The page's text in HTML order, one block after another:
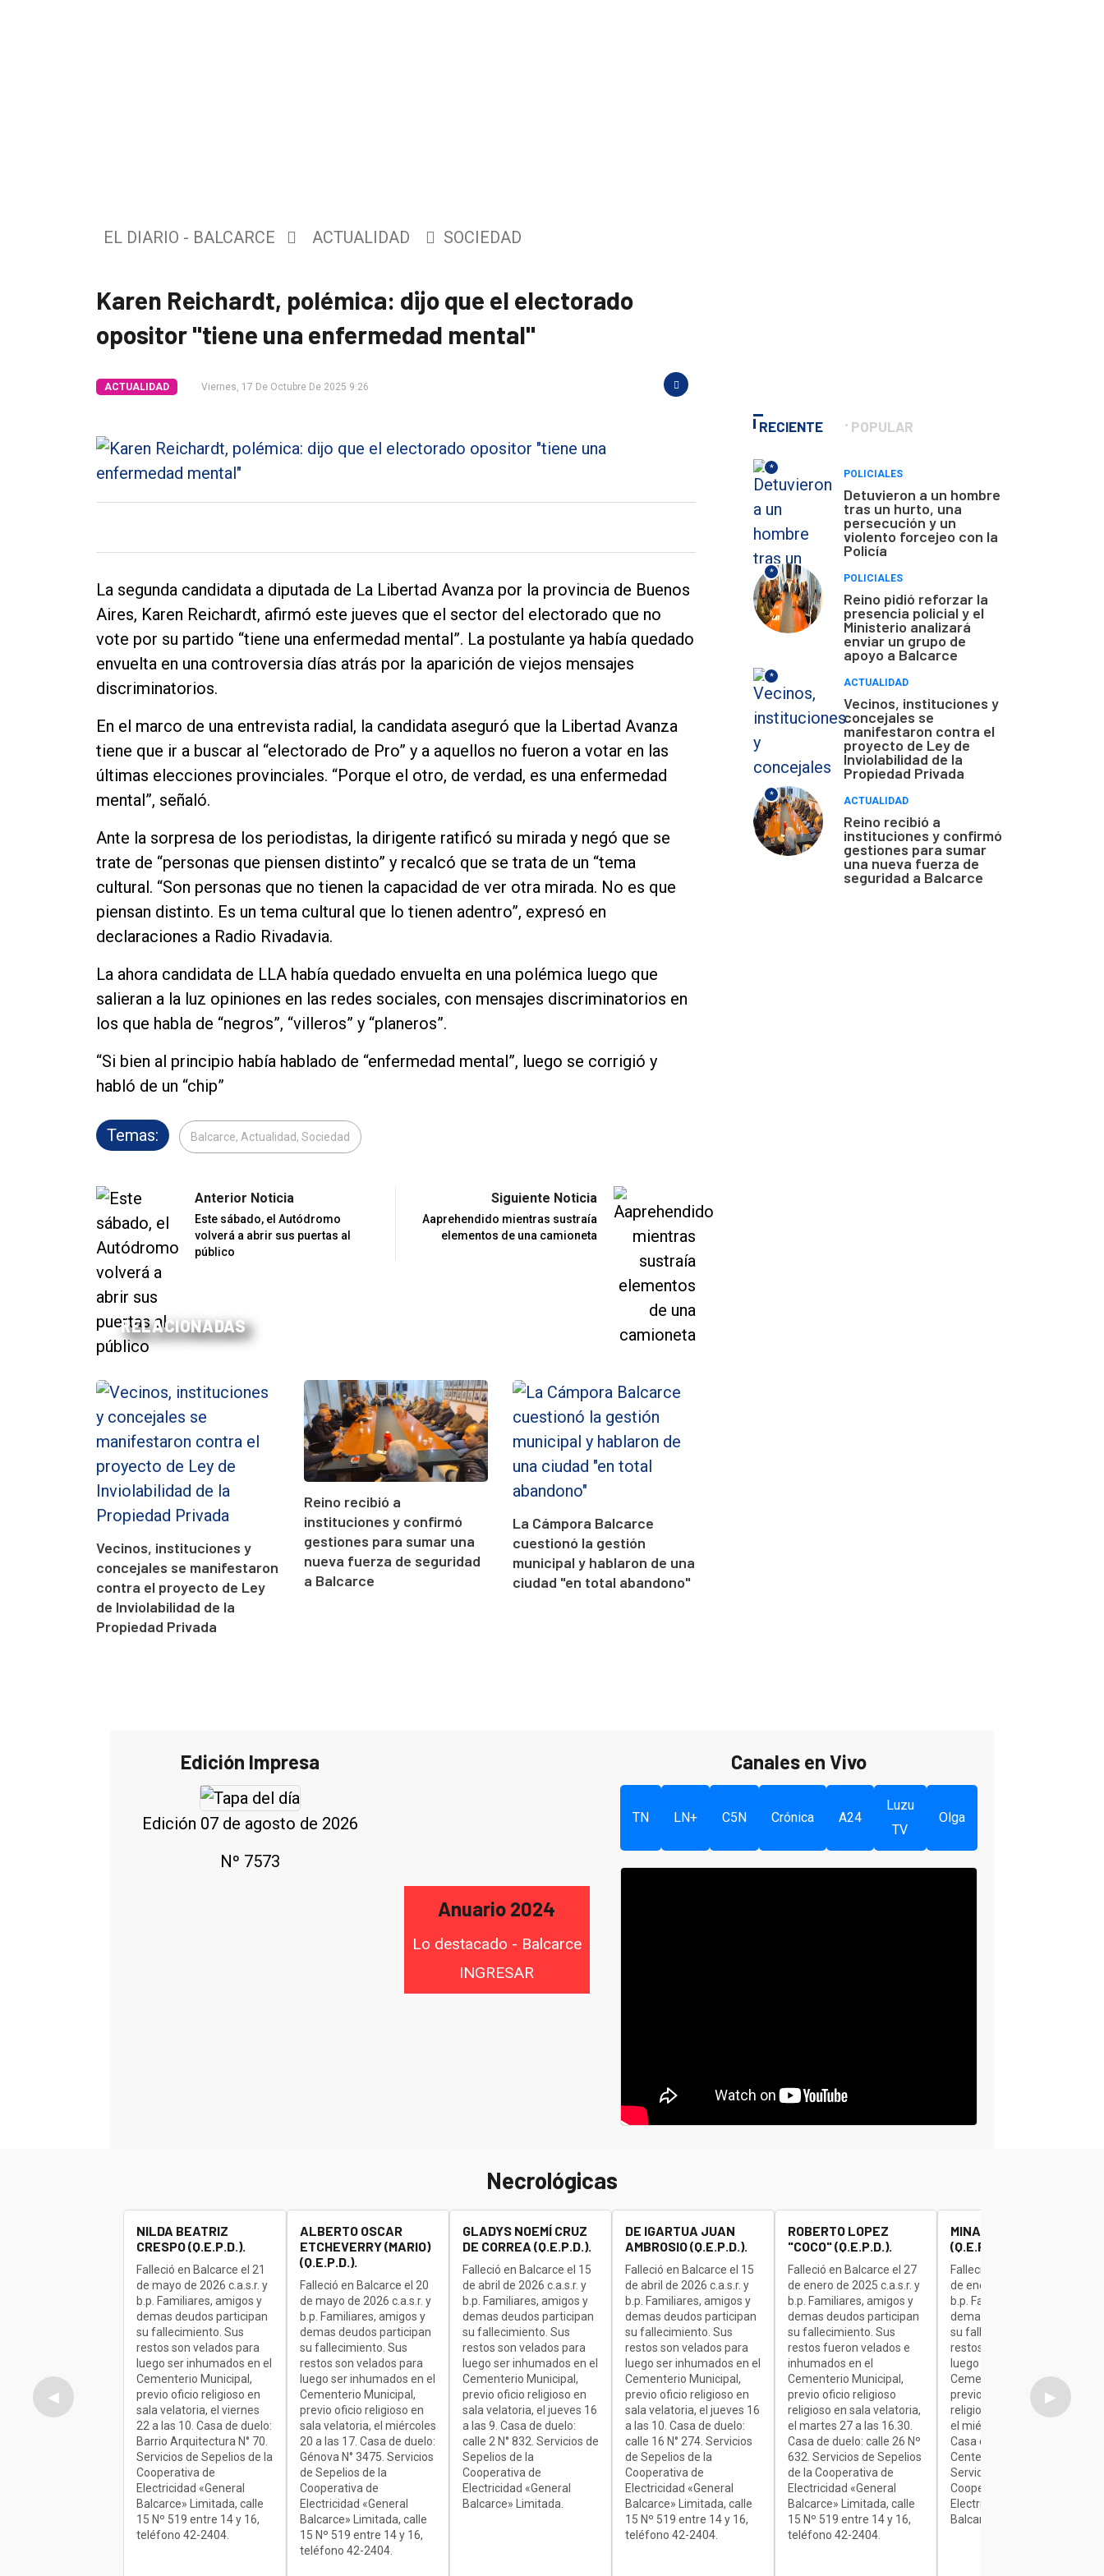
Tendencia
Deportes
Fúnebres
Nosotros
Contacto
EL DIARIO - BALCARCE ACTUALIDAD SOCIEDAD
Karen Reichardt, polémica: dijo que el electorado
opositor "tiene una enfermedad mental"
ACTUALIDAD Viernes, 17 De Octubre De 2025 9:26
La segunda candidata a diputada de La Libertad Avanza por la provincia de Buenos
Aires, Karen Reichardt, afirmó este jueves que el sector del electorado que no
vote por su partido “tiene una enfermedad mental”. La postulante ya había quedado
envuelta en una controversia días atrás por la aparición de viejos mensajes
discriminatorios.
En el marco de una entrevista radial, la candidata aseguró que la Libertad Avanza
tiene que ir a buscar al “electorado de Pro” y a aquellos no fueron a votar en las
últimas elecciones provinciales. “Porque el otro, de verdad, es una enfermedad
mental”, señaló.
Ante la sorpresa de los periodistas, la dirigente ratificó su mirada y negó que se
trate de “personas que piensen distinto” y recalcó que se trata de un “tema
cultural. “Son personas que no tienen la capacidad de ver otra mirada. No es que
piensan distinto. Es un tema cultural que lo tienen adentro”, expresó en
declaraciones a Radio Rivadavia.
La ahora candidata de LLA había quedado envuelta en una polémica luego que
salieran a la luz opiniones en las redes sociales, con mensajes discriminatorios en
los que habla de “negros”, “villeros” y “planeros”.
“Si bien al principio había hablado de “enfermedad mental”, luego se corrigió y
habló de un “chip”
Temas: Balcarce, Actualidad, Sociedad
Anterior Noticia
Este sábado, el Autódromo
volverá a abrir sus puertas al
público
Siguiente Noticia
Aaprehendido mientras sustraía
elementos de una camioneta
RELACIONADAS
Vecinos, instituciones y
concejales se manifestaron
contra el proyecto de Ley
de Inviolabilidad de la
Propiedad Privada
Reino recibió a
instituciones y confirmó
gestiones para sumar una
nueva fuerza de seguridad
a Balcarce
La Cámpora Balcarce
cuestionó la gestión
municipal y hablaron de una
ciudad "en total abandono"
RECIENTE POPULAR
*
POLICIALES
Detuvieron a un hombre
tras un hurto, una
persecución y un
violento forcejeo con la
Policía
*
POLICIALES
Reino pidió reforzar la
presencia policial y el
Ministerio analizará
enviar un grupo de
apoyo a Balcarce
*
ACTUALIDAD
Vecinos, instituciones y
concejales se
manifestaron contra el
proyecto de Ley de
Inviolabilidad de la
Propiedad Privada
*
ACTUALIDAD
Reino recibió a
instituciones y confirmó
gestiones para sumar
una nueva fuerza de
seguridad a Balcarce
Edición Impresa
Edición 07 de agosto de 2026
Nº 7573
Anuario 2024
Lo destacado - Balcarce
INGRESAR
Canales en Vivo
TN LN+ C5N Crónica A24
Luzu
TV
Olga
Necrológicas
◀
NILDA BEATRIZ
CRESPO (Q.E.P.D.).
Falleció en Balcarce el 21
de mayo de 2026 c.a.s.r. y
b.p. Familiares, amigos y
demas deudos participan
su fallecimiento. Sus
restos son velados para
luego ser inhumados en el
Cementerio Municipal,
previo oficio religioso en
sala velatoria, el viernes
22 a las 10. Casa de duelo:
Barrio Arquitectura N° 70.
Servicios de Sepelios de la
Cooperativa de
Electricidad «General
Balcarce» Limitada, calle
15 Nº 519 entre 14 y 16,
teléfono 42-2404.
ALBERTO OSCAR
ETCHEVERRY (MARIO)
(Q.E.P.D.).
Falleció en Balcarce el 20
de mayo de 2026 c.a.s.r. y
b.p. Familiares, amigos y
demas deudos participan
su fallecimiento. Sus
restos son velados para
luego ser inhumados en el
Cementerio Municipal,
previo oficio religioso en
sala velatoria, el miércoles
20 a las 17. Casa de duelo:
Génova N° 3475. Servicios
de Sepelios de la
Cooperativa de
Electricidad «General
Balcarce» Limitada, calle
15 Nº 519 entre 14 y 16,
teléfono 42-2404.
GLADYS NOEMÍ CRUZ
DE CORREA (Q.E.P.D.).
Falleció en Balcarce el 15
de abril de 2026 c.a.s.r. y
b.p. Familiares, amigos y
demas deudos participan
su fallecimiento. Sus
restos son velados para
luego ser inhumados en el
Cementerio Municipal,
previo oficio religioso en
sala velatoria, el jueves 16
a las 9. Casa de duelo:
calle 2 N° 832. Servicios de
Sepelios de la
Cooperativa de
Electricidad «General
Balcarce» Limitada.
DE IGARTUA JUAN
AMBROSIO (Q.E.P.D.).
Falleció en Balcarce el 15
de abril de 2026 c.a.s.r. y
b.p. Familiares, amigos y
demas deudos participan
su fallecimiento. Sus
restos son velados para
luego ser inhumados en el
Cementerio Municipal,
previo oficio religioso en
sala velatoria, el jueves 16
a las 10. Casa de duelo:
calle 16 N° 274. Servicios
de Sepelios de la
Cooperativa de
Electricidad «General
Balcarce» Limitada, calle
15 Nº 519 entre 14 y 16,
teléfono 42-2404.
ROBERTO LOPEZ
"COCO" (Q.E.P.D.).
Falleció en Balcarce el 27
de enero de 2025 c.a.s.r. y
b.p. Familiares, amigos y
demas deudos participan
su fallecimiento. Sus
restos fueron velados e
inhumados en el
Cementerio Municipal,
previo oficio religioso
religioso en sala velatoria,
el martes 27 a las 16.30.
Casa de duelo: calle 26 Nº
632. Servicios de Sepelios
de la Cooperativa de
Electricidad «General
Balcarce» Limitada, calle
15 Nº 519 entre 14 y 16,
teléfono 42-2404.
MINAUDO JOSE "BETA"
(Q.E.P.D.).
Falleció en Balcarce el 27
de enero de 2025 c.a.s.r. y
b.p. Familiares, amigos y
demas deudos participan
su fallecimiento. Sus
restos son velados para
luego ser inhumados en el
Cementerio Municipal,
previo oficio religioso
religioso en sala velatoria,
el miércoles de 7 a 9.30.
Casa de duelo: Av.
Centenario Nº 1840.
Servicios de Sepelios de la
Cooperativa de
Electricidad «General
Balcarce» Limitada.
▶